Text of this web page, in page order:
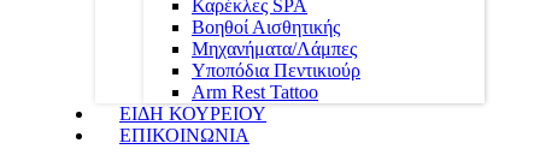
Καρέκλες SPA
Βοηθοί Αισθητικής
Μηχανήματα/Λάμπες
Υποπόδια Πεντικιούρ
Arm Rest Tattoo
ΕΙΔΗ ΚΟΥΡΕΙΟΥ
ΕΠΙΚΟΙΝΩΝΙΑ